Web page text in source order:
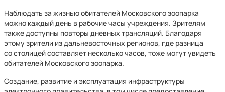
Наблюдать за жизнью обитателей Московского зоопарка
можно каждый день в рабочие часы учреждения. Зрителям
также доступны повторы дневных трансляций. Благодаря
этому зрители из дальневосточных регионов, где разница
со столицей составляет несколько часов, тоже могут увидеть
обитателей Московского зоопарка.
Создание, развитие и эксплуатация инфраструктуры